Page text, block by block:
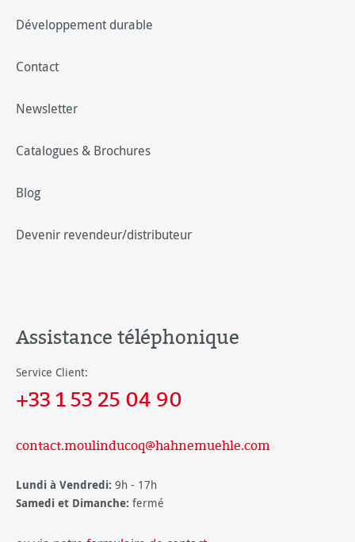
Développement durable
Contact
Newsletter
Catalogues & Brochures
Blog
Devenir revendeur/distributeur
Assistance téléphonique
Service Client:
+33 1 53 25 04 90
contact.moulinducoq@hahnemuehle.com
Lundi à Vendredi: 9h - 17h
Samedi et Dimanche: fermé